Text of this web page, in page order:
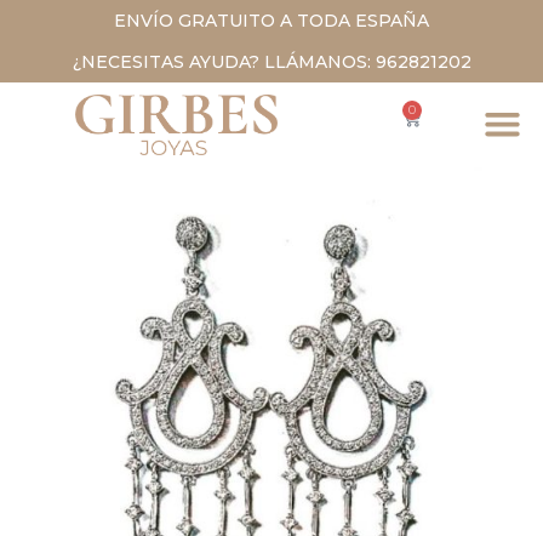
ENVÍO GRATUITO A TODA ESPAÑA
¿NECESITAS AYUDA? LLÁMANOS: 962821202
0